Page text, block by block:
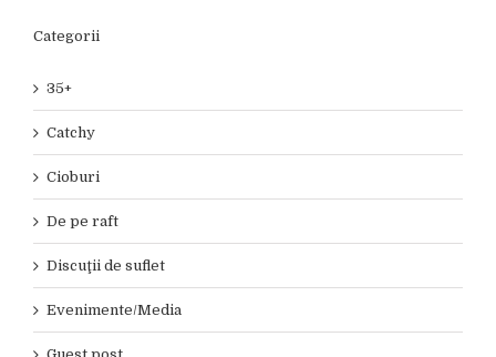
Categorii
35+
Catchy
Cioburi
De pe raft
Discuţii de suflet
Evenimente/Media